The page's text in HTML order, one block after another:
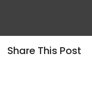
Share This Post